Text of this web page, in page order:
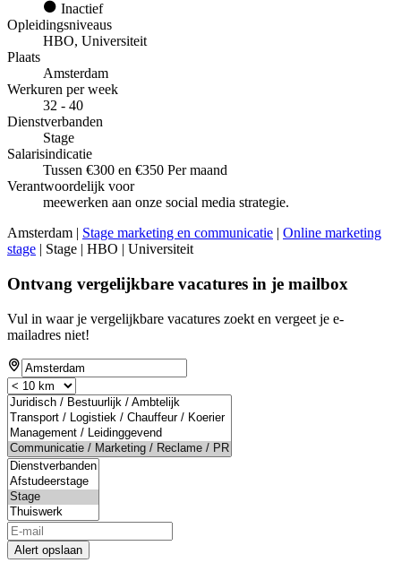
Inactief
Opleidingsniveaus
HBO, Universiteit
Plaats
Amsterdam
Werkuren per week
32 - 40
Dienstverbanden
Stage
Salarisindicatie
Tussen €300 en €350 Per maand
Verantwoordelijk voor
meewerken aan onze social media strategie.
Amsterdam | Stage marketing en communicatie | Online marketing
stage | Stage | HBO | Universiteit
Ontvang vergelijkbare vacatures in je mailbox
Vul in waar je vergelijkbare vacatures zoekt en vergeet je e-
mailadres niet!
Alert opslaan